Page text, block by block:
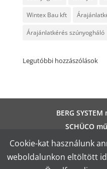
Wintex Bau kft
Árajánlatkérés szúnyogháló
Legutóbbi hozzászólások
BERG
SCHÜCO
ALUPLAST
Cookie-kat használunk
weboldalunkon eltöltött